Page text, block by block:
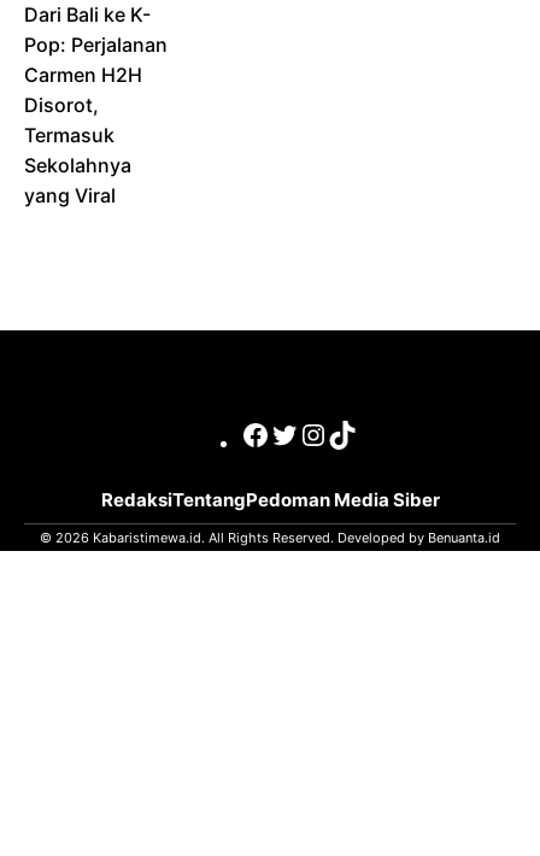
Dari Bali ke K-
Pop: Perjalanan
Carmen H2H
Disorot,
Termasuk
Sekolahnya
yang Viral
Facebook
Twitter
Instagram
TikTok
RedaksiTentangPedoman Media Siber
© 2026 Kabaristimewa.id. All Rights Reserved. Developed by Benuanta.id